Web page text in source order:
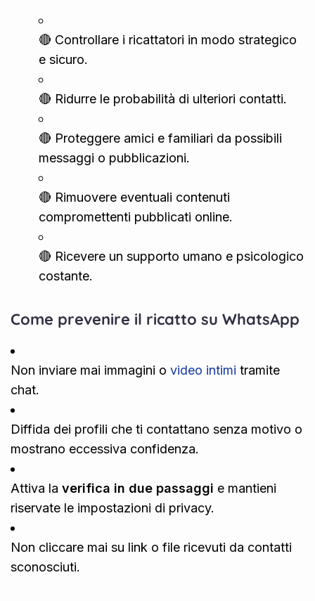
🔴 Controllare i ricattatori in modo strategico
e sicuro.
🔴 Ridurre le probabilità di ulteriori contatti.
🔴 Proteggere amici e familiari da possibili
messaggi o pubblicazioni.
🔴 Rimuovere eventuali contenuti
compromettenti pubblicati online.
🔴 Ricevere un supporto umano e psicologico
costante.
Come prevenire il ricatto su WhatsApp
Non inviare mai immagini o video intimi tramite
chat.
Diffida dei profili che ti contattano senza motivo o
mostrano eccessiva confidenza.
Attiva la verifica in due passaggi e mantieni
riservate le impostazioni di privacy.
Non cliccare mai su link o file ricevuti da contatti
sconosciuti.